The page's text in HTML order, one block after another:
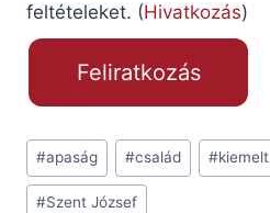
feltételeket. (Hivatkozás)
Post
Tags:
#apaság #család #kiemelt
#Szent József